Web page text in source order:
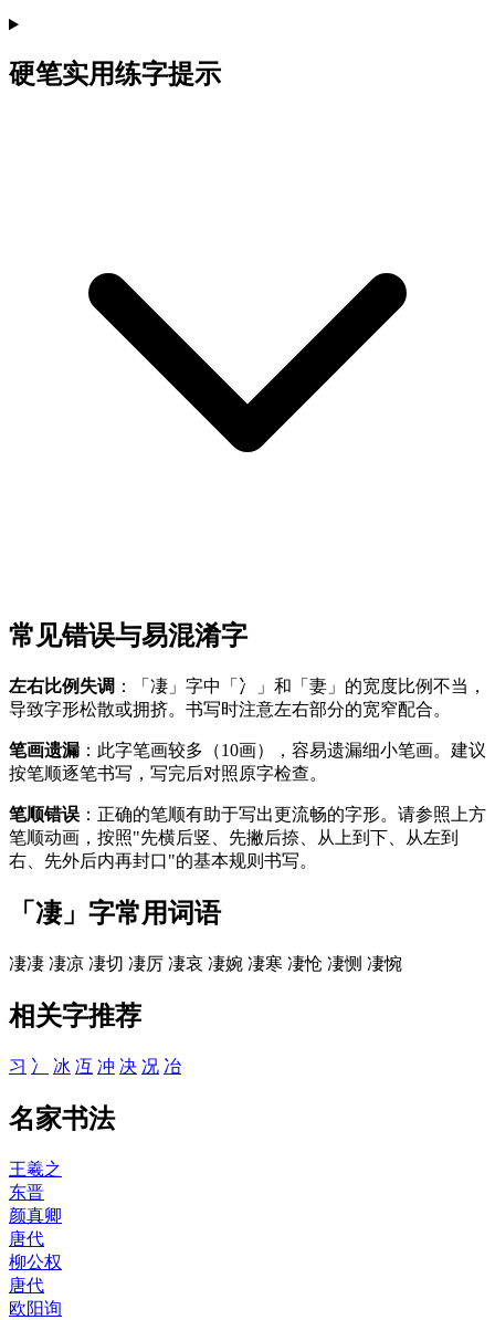
硬笔实用练字提示
常见错误与易混淆字
左右比例失调 ：「凄」字中「冫」和「妻」的宽度比例不当，
导致字形松散或拥挤。书写时注意左右部分的宽窄配合。
笔画遗漏 ：此字笔画较多（10画），容易遗漏细小笔画。建议
按笔顺逐笔书写，写完后对照原字检查。
笔顺错误 ：正确的笔顺有助于写出更流畅的字形。请参照上方
笔顺动画，按照"先横后竖、先撇后捺、从上到下、从左到
右、先外后内再封口"的基本规则书写。
「凄」字常用词语
凄凄 凄凉 凄切 凄厉 凄哀 凄婉 凄寒 凄怆 凄恻 凄惋
相关字推荐
习 冫 冰 冱 冲 决 况 冶
名家书法
王羲之
东晋
颜真卿
唐代
柳公权
唐代
欧阳询